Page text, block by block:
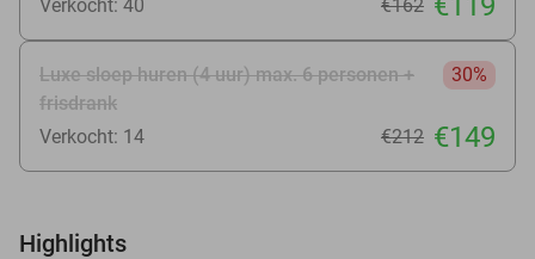
Verkocht: 40 €162
Luxe sloep huren (4 uur) max. 6 personen +
frisdrank
30%
Verkocht: 14 €212 €149
Highlights